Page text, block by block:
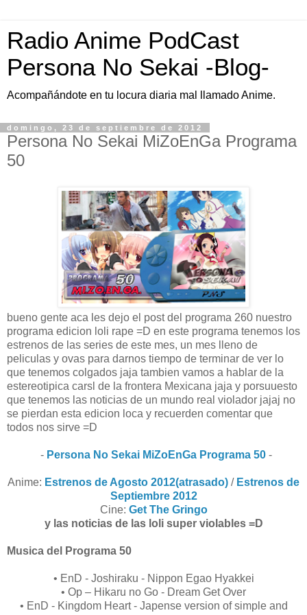
Radio Anime PodCast
Persona No Sekai -Blog-
Acompañándote en tu locura diaria mal llamado Anime.
domingo, 23 de septiembre de 2012
Persona No Sekai MiZoEnGa Programa
50
bueno gente aca les dejo el post del programa 260 nuestro
programa edicion loli rape =D en este programa tenemos los
estrenos de las series de este mes, un mes lleno de
peliculas y ovas para darnos tiempo de terminar de ver lo
que tenemos colgados jaja tambien vamos a hablar de la
estereotipica carsl de la frontera Mexicana jaja y porsuuesto
que tenemos las noticias de un mundo real violador jajaj no
se pierdan esta edicion loca y recuerden comentar que
todos nos sirve =D
- Persona No Sekai MiZoEnGa Programa 50 -
Anime: Estrenos de Agosto 2012(atrasado) / Estrenos de
Septiembre 2012
Cine: Get The Gringo
y las noticias de las loli super violables =D
Musica del Programa 50
• EnD - Joshiraku - Nippon Egao Hyakkei
• Op – Hikaru no Go - Dream Get Over
• EnD - Kingdom Heart - Japense version of simple and